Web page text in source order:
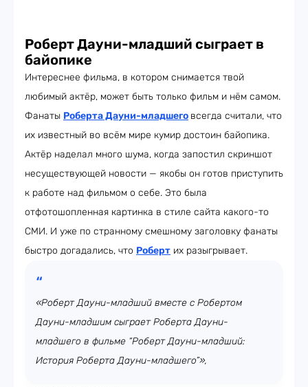
Роберт Дауни-младший сыграет в
байопике
Интереснее фильма, в котором снимается твой
любимый актёр, может быть только фильм и нём самом.
Фанаты Роберта Дауни-младшего всегда считали, что
их известный во всём мире кумир достоин байопика.
Актёр наделал много шума, когда запостил скриншот
несуществующей новости — якобы он готов приступить
к работе над фильмом о себе. Это была
отфотошопленная картинка в стиле сайта какого-то
СМИ. И уже по странному смешному заголовку фанаты
быстро догадались, что Роберт их разыгрывает.
«Роберт Дауни-младший вместе с Робертом
Дауни-младшим сыграет Роберта Дауни-
младшего в фильме “Роберт Дауни-младший:
История Роберта Дауни-младшего”»,